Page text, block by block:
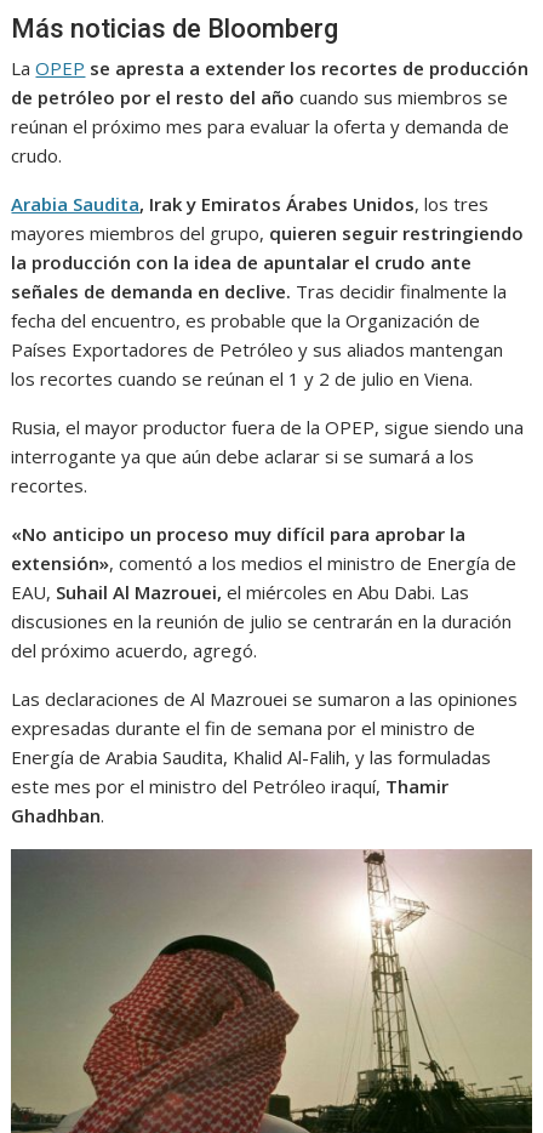
Más noticias de Bloomberg
LaOPEP se apresta a extender los recortes de producción
de petróleo por el resto del año cuando sus miembros se
reúnan el próximo mes para evaluar la oferta y demanda de
crudo.
Arabia Saudita, Irak y Emiratos Árabes Unidos, los tres
mayores miembros del grupo, quieren seguir restringiendo
la producción con la idea de apuntalar el crudo ante
señales de demanda en declive. Tras decidir finalmente la
fecha del encuentro, es probable que la Organización de
Países Exportadores de Petróleo y sus aliados mantengan
los recortes cuando se reúnan el 1 y 2 de julio en Viena.
Rusia, el mayor productor fuera de la OPEP, sigue siendo una
interrogante ya que aún debe aclarar si se sumará a los
recortes.
«No anticipo un proceso muy difícil para aprobar la
extensión», comentó a los medios el ministro de Energía de
EAU, Suhail Al Mazrouei, el miércoles en Abu Dabi. Las
discusiones en la reunión de julio se centrarán en la duración
del próximo acuerdo, agregó.
Las declaraciones de Al Mazrouei se sumaron a las opiniones
expresadas durante el fin de semana por el ministro de
Energía de Arabia Saudita, Khalid Al-Falih, y las formuladas
este mes por el ministro del Petróleo iraquí, Thamir
Ghadhban.